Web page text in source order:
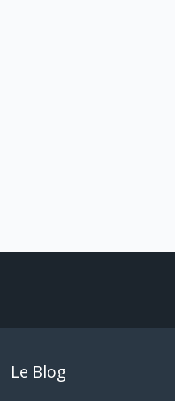
Le Blog